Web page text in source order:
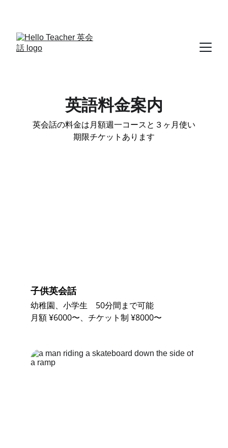
英語料金案内
英会話の料金は月額週一コースと３ヶ月使い
期限チケットあります
子供英会話
幼稚園、小学生　50分間まで可能
月額 ¥6000〜、チケット制 ¥8000〜